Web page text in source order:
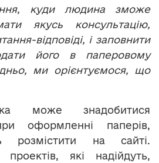
куди людина зможе
якусь консультацію,
відповіді, і заповнити
його в паперовому
ми орієнтуємося, що
може знадобитися
оформленні паперів,
розмістити на сайті.
проектів, які надійдуть,